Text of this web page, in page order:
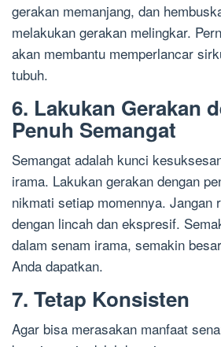
gerakan memanjang, dan
melakukan gerakan melingkar.
akan membantu memperlancar
tubuh.
6. Lakukan Gerakan
Penuh Semangat
Semangat adalah kunci
irama. Lakukan gerakan dengan
nikmati setiap momennya. Jangan
dengan lincah dan ekspresif.
dalam senam irama, semakin
Anda dapatkan.
7. Tetap Konsisten
Agar bisa merasakan manfaat